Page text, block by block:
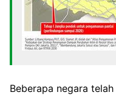
Beberapa negara